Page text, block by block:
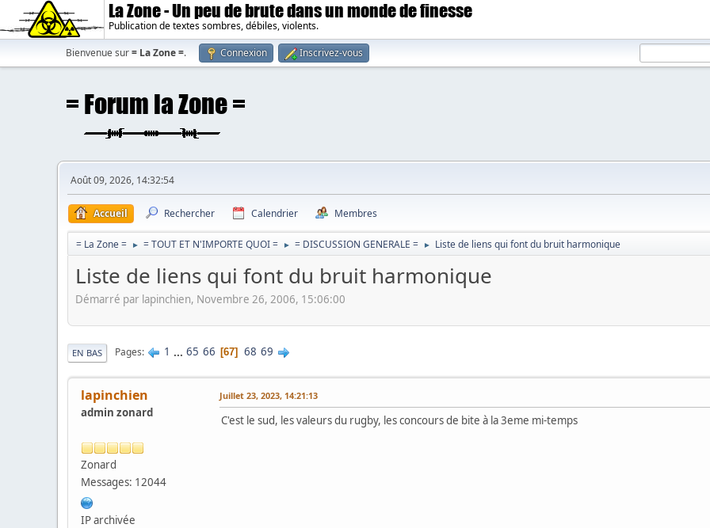
La Zone - Un peu de brute dans un monde de finesse
Publication de textes sombres, débiles, violents.
Bienvenue sur= La Zone =. Connexion Inscrivez-vous
Août 09, 2026, 14:32:54
Accueil Rechercher Calendrier Membres
= La Zone = ► = TOUT ET N'IMPORTE QUOI = ► = DISCUSSION GENERALE = ► Liste de liens qui font du bruit harmonique
Liste de liens qui font du bruit harmonique
Démarré par lapinchien, Novembre 26, 2006, 15:06:00
EN BAS Pages 1 ... 65 66 67 68 69
lapinchien
admin zonard
Zonard
Messages: 12044
IP archivée
Juillet 23, 2023, 14:21:13
C'est le sud, les valeurs du rugby, les concours de bite à la 3eme mi-temps